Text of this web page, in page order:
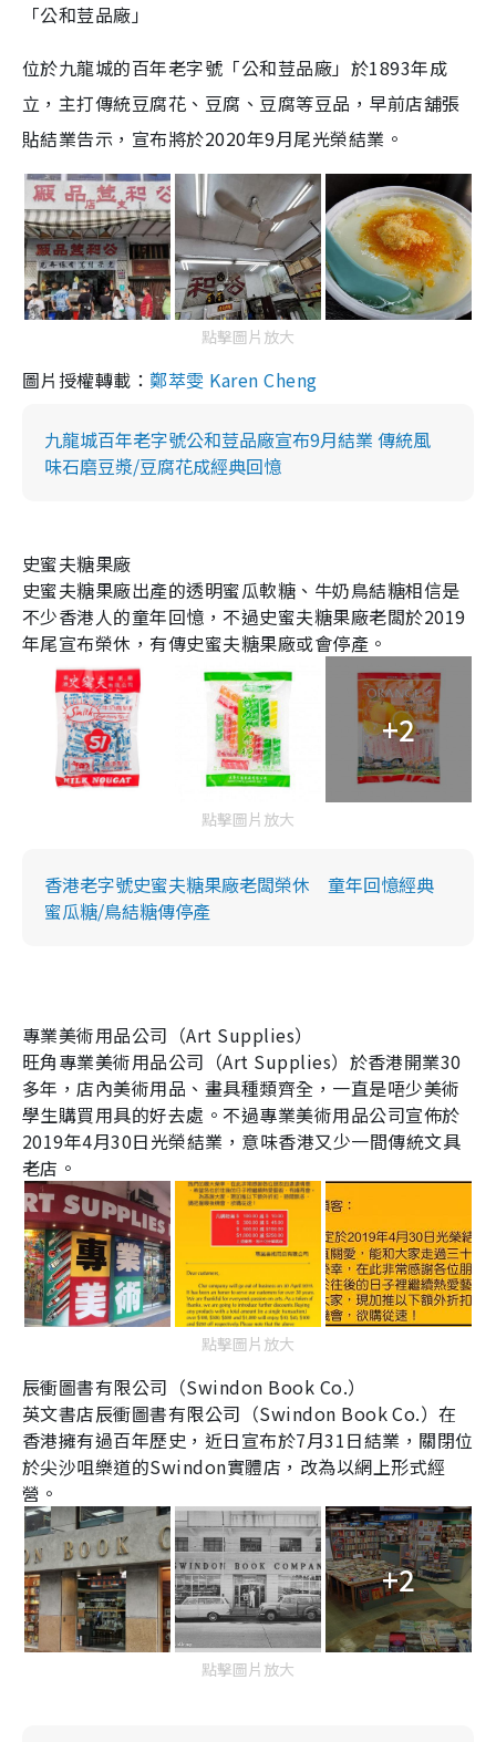
「公和荳品廠」
位於九龍城的百年老字號「公和荳品廠」於1893年成
立，主打傳統豆腐花、豆腐、豆腐等豆品，早前店舖張
貼結業告示，宣布將於2020年9月尾光榮結業。
點擊圖片放大
圖片授權轉載： 鄭萃雯 Karen Cheng
九龍城百年老字號公和荳品廠宣布9月結業 傳統風
味石磨豆漿/豆腐花成經典回憶
史蜜夫糖果廠
史蜜夫糖果廠出產的透明蜜瓜軟糖、牛奶鳥結糖相信是
不少香港人的童年回憶，不過史蜜夫糖果廠老闆於2019
年尾宣布榮休，有傳史蜜夫糖果廠或會停產。
+2
點擊圖片放大
香港老字號史蜜夫糖果廠老闆榮休 童年回憶經典
蜜瓜糖/鳥結糖傳停產
專業美術用品公司（Art Supplies）
旺角專業美術用品公司（Art Supplies）於香港開業30
多年，店內美術用品、畫具種類齊全，一直是唔少美術
學生購買用具的好去處。不過專業美術用品公司宣佈於
2019年4月30日光榮結業，意味香港又少一間傳統文具
老店。
點擊圖片放大
辰衝圖書有限公司（Swindon Book Co.）
英文書店辰衝圖書有限公司（Swindon Book Co.）在
香港擁有過百年歷史，近日宣布於7月31日結業，關閉位
於尖沙咀樂道的Swindon實體店，改為以網上形式經
營。
+2
點擊圖片放大